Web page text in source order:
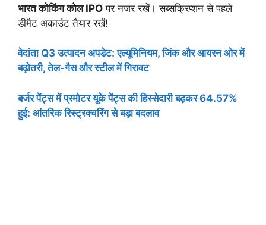
भारत कोकिंग कोल IPO पर नजर रखें। सब्सक्रिप्शन से पहले
डीमैट अकाउंट तैयार रखें!
वेदांता Q3 उत्पादन अपडेट: एल्यूमिनियम, जिंक और आयरन ओर में
बढ़ोतरी, तेल-गैस और स्टील में गिरावट
बर्जर पेंट्स में प्रमोटर यूके पेंट्स की हिस्सेदारी बढ़कर 64.57%
हुई: आंतरिक रिस्ट्रक्चरिंग से बड़ा बदलाव